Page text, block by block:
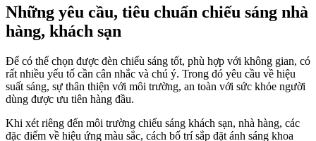
Những yêu cầu, tiêu chuẩn chiếu sáng nhà
hàng, khách sạn
Để có thể chọn được đèn chiếu sáng tốt, phù hợp với không gian, có
rất nhiều yếu tố cần cân nhắc và chú ý. Trong đó yêu cầu về hiệu
suất sáng, sự thân thiện với môi trường, an toàn với sức khỏe người
dùng được ưu tiên hàng đầu.
Khi xét riêng đến môi trường chiếu sáng khách sạn, nhà hàng, các
đặc điểm về hiệu ứng màu sắc, cách bố trí sắp đặt ánh sáng khoa